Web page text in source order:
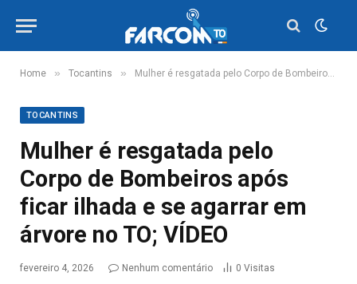
Home » Tocantins » Mulher é resgatada pelo Corpo de Bombeiros após ficar ilhada e se agarrar em árvore no TO; VÍDEO
TOCANTINS
Mulher é resgatada pelo
Corpo de Bombeiros após
ficar ilhada e se agarrar em
árvore no TO; VÍDEO
fevereiro 4, 2026 Nenhum comentário 0 Visitas